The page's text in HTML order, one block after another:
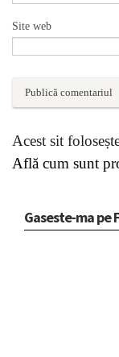
Site web
Acest sit
Află cum sunt
Gaseste-ma pe